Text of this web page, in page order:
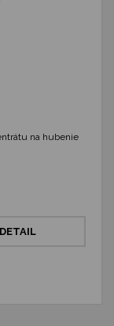
na hubenie
DETAIL